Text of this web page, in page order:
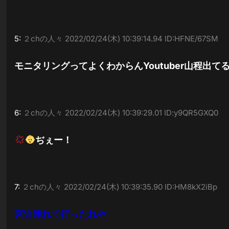
5: ２chの人々 2022/02/24(木) 10:39:14.94 ID:HFNE/67SM
モニタリングってよくわからんYoutuber山程出て
6: ２chの人々 2022/02/24(木) 10:39:29.01 ID:y9QR5GXQ0
ぢぇー！
7: ２chの人々 2022/02/24(木) 10:39:35.90 ID:HM8kX2iBp
宮迫連れて行ったれや